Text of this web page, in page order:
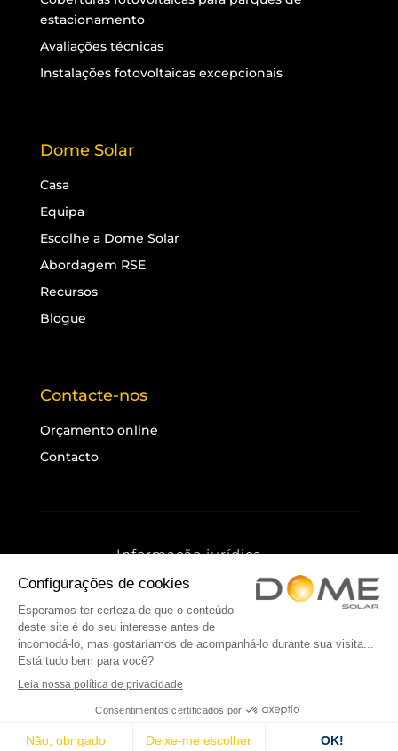
estacionamento
Avaliações técnicas
Instalações fotovoltaicas excepcionais
Dome Solar
Casa
Equipa
Escolhe a Dome Solar
Abordagem RSE
Recursos
Blogue
Contacte-nos
Orçamento online
Contacto
Informação jurídica
Política de privacidade
Cookies
Mapa do sítio
© 2025 Dome Solar